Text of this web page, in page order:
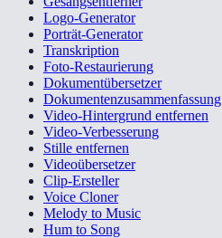
Logo-Generator
Porträt-Generator
Transkription
Foto-Restaurierung
Dokumentübersetzer
Dokumentenzusammenfassung
Video-Hintergrund entfernen
Video-Verbesserung
Stille entfernen
Videoübersetzer
Clip-Ersteller
Voice Cloner
Melody to Music
Hum to Song